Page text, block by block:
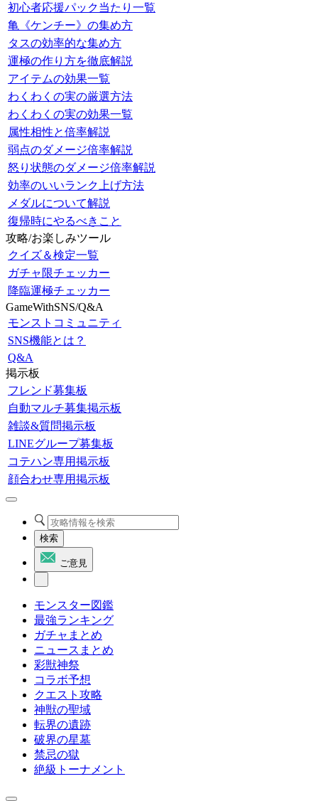
初心者応援パック当たり一覧
亀《ケンチー》の集め方
タスの効率的な集め方
運極の作り方を徹底解説
アイテムの効果一覧
わくわくの実の厳選方法
わくわくの実の効果一覧
属性相性と倍率解説
弱点のダメージ倍率解説
怒り状態のダメージ倍率解説
効率のいいランク上げ方法
メダルについて解説
復帰時にやるべきこと
攻略/お楽しみツール
クイズ＆検定一覧
ガチャ限チェッカー
降臨運極チェッカー
GameWithSNS/Q&A
モンストコミュニティ
SNS機能とは？
Q&A
掲示板
フレンド募集板
自動マルチ募集掲示板
雑談&質問掲示板
LINEグループ募集板
コテハン専用掲示板
顔合わせ専用掲示板
検索
ご意見
モンスター図鑑
最強ランキング
ガチャまとめ
ニュースまとめ
彩獣神祭
コラボ予想
クエスト攻略
神獣の聖域
転界の遺跡
破界の星墓
禁忌の獄
絶級トーナメント